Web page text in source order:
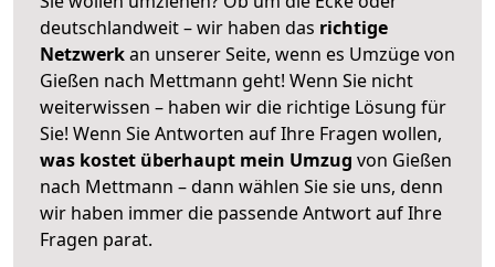
deutschlandweit – wir haben das richtige
Netzwerkan unserer Seite, wenn es Umzüge von
Gießen nach Mettmann geht! Wenn Sie nicht
weiterwissen – haben wir die richtige Lösung für
Sie! Wenn Sie Antworten auf Ihre Fragen wollen,
was kostet überhaupt mein Umzug von Gießen
nach Mettmann – dann wählen Sie sie uns, denn
wir haben immer die passende Antwort auf Ihre
Fragen parat.